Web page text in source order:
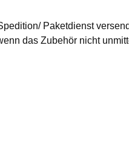
Paketdienst
das Zubehör nicht